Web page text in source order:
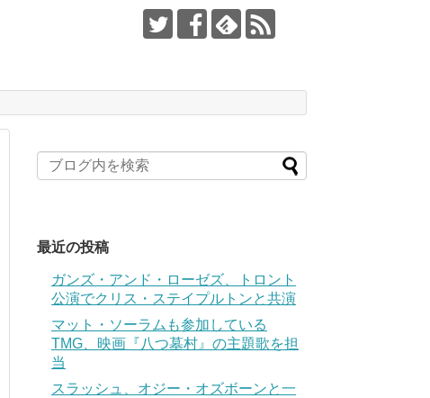
最近の投稿
ガンズ・アンド・ローゼズ、トロント
公演でクリス・ステイプルトンと共演
マット・ソーラムも参加している
TMG、映画『八つ墓村』の主題歌を担
当
スラッシュ、オジー・オズボーンと一